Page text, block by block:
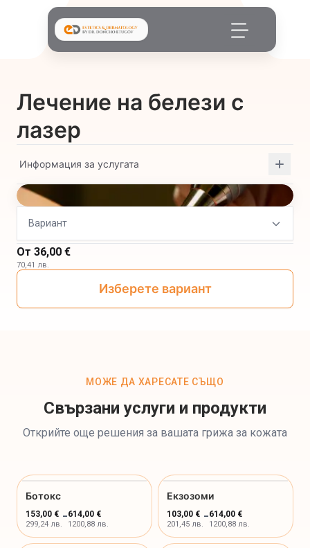
Лечение на белези с
лазер
Информация за услугата
Вариант
От 36,00 €
70,41 лв.
Изберете вариант
МОЖЕ ДА ХАРЕСАТЕ СЪЩО
Свързани услуги и продукти
Открийте още решения за вашата грижа за кожата
Ботокс
153,00 €
299,24 лв.
-614,00 €
1200,88 лв.
Екзозоми
103,00 €
201,45 лв.
-614,00 €
1200,88 лв.